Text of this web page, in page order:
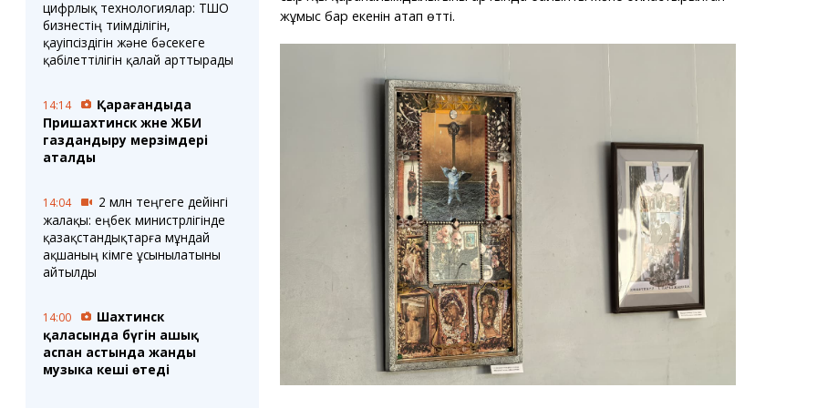
цифрлық технологиялар: ТШО
бизнестің тиімділігін,
қауіпсіздігін және бәсекеге
қабілеттілігін қалай арттырады
14:14
Қарағандыда
Пришахтинск және ЖБИ
газдандыру мерзімдері
аталды
14:04
2 млн теңгеге дейінгі
жалақы: еңбек министрлігінде
қазақстандықтарға мұндай
ақшаның кімге ұсынылатыны
айтылды
14:00
Шахтинск
қаласында бүгін ашық
аспан астында жанды
музыка кеші өтеді
жұмыс бар екенін атап өтті.